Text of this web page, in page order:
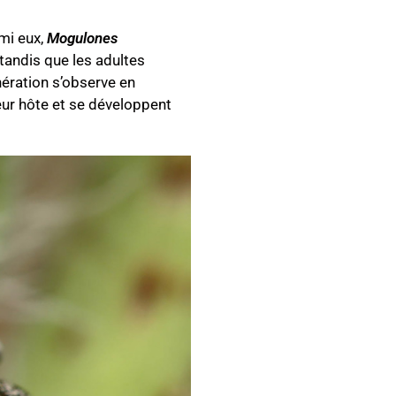
eux,Mogulones
que les adultes
s’observe en
hôte et se développent